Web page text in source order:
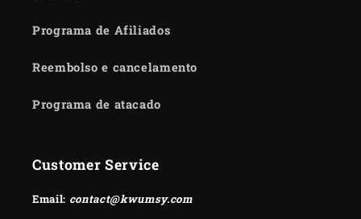
Programa de Afiliados
Reembolso e cancelamento
Programa de atacado
Customer Service
Email: contact@kwumsy.com